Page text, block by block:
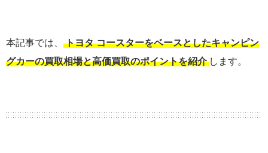
本記事では、
トヨタ コースターをベースとしたキャンピン
グカーの買取相場と高価買取のポイントを紹介 します。